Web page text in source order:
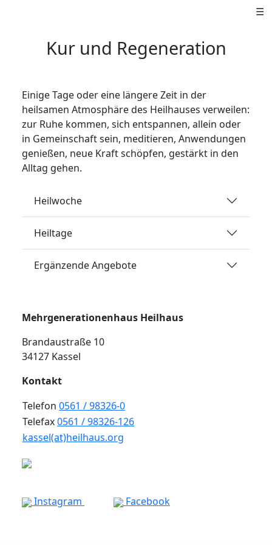
☰
Kur und Regeneration
Einige Tage oder eine längere Zeit in der
heilsamen Atmosphäre des Heilhauses verweilen:
zur Ruhe kommen, sich entspannen, allein oder
in Gemeinschaft sein, meditieren, Anwendungen
genießen, neue Kraft schöpfen, gestärkt in den
Alltag gehen.
Heilwoche
Heiltage
Ergänzende Angebote
Mehrgenerationenhaus Heilhaus
Brandaustraße 10
34127 Kassel
Kontakt
Telefon 0561 / 98326-0
Telefax0561 / 98326-126
kassel(at)heilhaus.org
Instagram Facebook